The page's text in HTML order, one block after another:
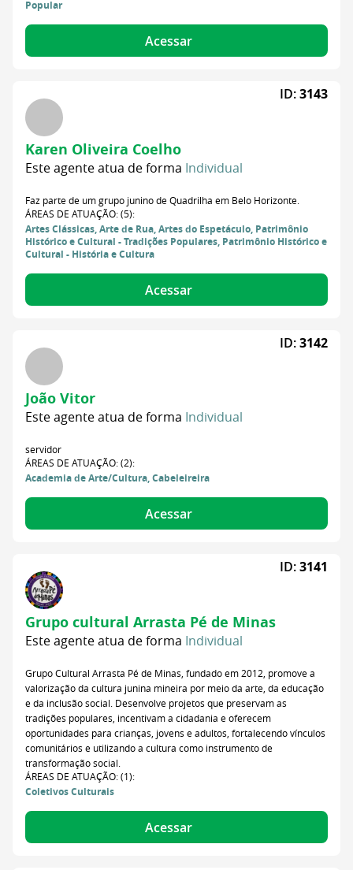
Popular
Acessar
Karen Oliveira Coelho
Este agente atua de forma Individual
ID:3143
Faz parte de um grupo junino de Quadrilha em Belo Horizonte.
ÁREAS DE ATUAÇÃO: (5):
Artes Clássicas, Arte de Rua, Artes do Espetáculo, Patrimônio
Histórico e Cultural - Tradições Populares, Patrimônio Histórico e
Cultural - História e Cultura
Acessar
João Vitor
Este agente atua de forma Individual
ID:3142
servidor
ÁREAS DE ATUAÇÃO: (2):
Academia de Arte/Cultura, Cabeleireira
Acessar
Grupo cultural Arrasta Pé de Minas
Este agente atua de forma Individual
ID:3141
Grupo Cultural Arrasta Pé de Minas, fundado em 2012, promove a
valorização da cultura junina mineira por meio da arte, da educação
e da inclusão social. Desenvolve projetos que preservam as
tradições populares, incentivam a cidadania e oferecem
oportunidades para crianças, jovens e adultos, fortalecendo vínculos
comunitários e utilizando a cultura como instrumento de
transformação social.
ÁREAS DE ATUAÇÃO: (1):
Coletivos Culturais
Acessar